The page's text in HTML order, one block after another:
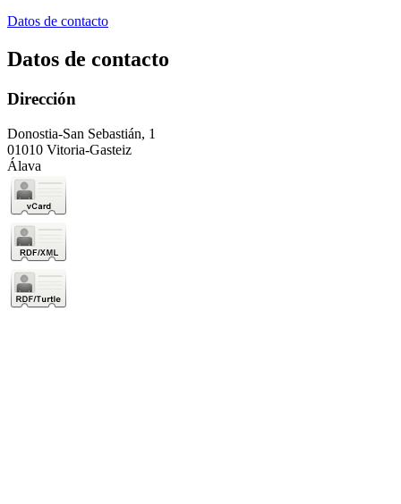
Datos de contacto
Datos de contacto
Dirección
Donostia-San Sebastián, 1
01010 Vitoria-Gasteiz
Álava